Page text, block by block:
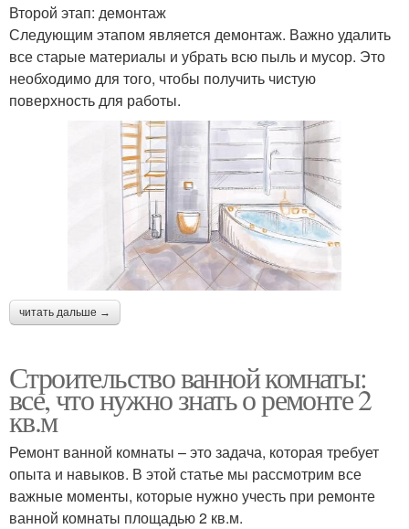
Второй этап: демонтаж
Следующим этапом является демонтаж. Важно удалить
все старые материалы и убрать всю пыль и мусор. Это
необходимо для того, чтобы получить чистую
поверхность для работы.
читать дальше →
Строительство ванной комнаты:
все, что нужно знать о ремонте 2
кв.м
Ремонт ванной комнаты – это задача, которая требует
опыта и навыков. В этой статье мы рассмотрим все
важные моменты, которые нужно учесть при ремонте
ванной комнаты площадью 2 кв.м.